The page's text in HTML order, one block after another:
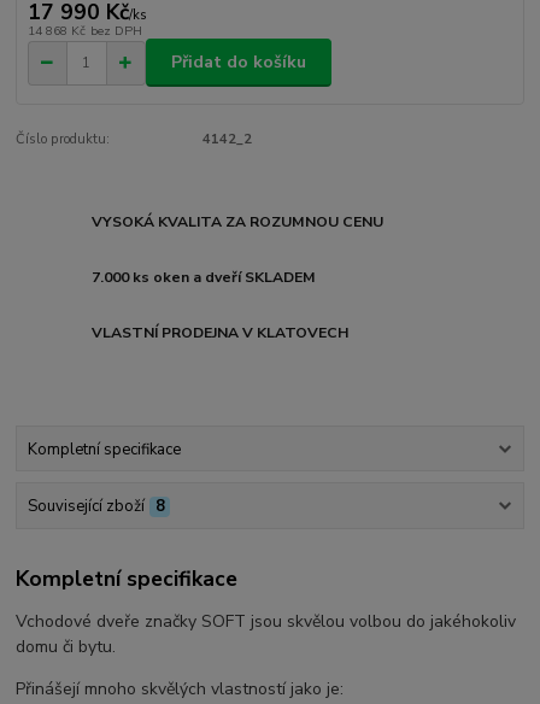
17 990 Kč/ks
14 868 Kč bez DPH
Přidat do košíku
Číslo produktu: 4142_2
VYSOKÁ KVALITA ZA ROZUMNOU CENU
7.000 ks oken a dveří SKLADEM
VLASTNÍ PRODEJNA V KLATOVECH
Kompletní specifikace
Související zboží 8
Kompletní specifikace
Vchodové dveře značky SOFT jsou skvělou volbou do jakéhokoliv
domu či bytu.
Přinášejí mnoho skvělých vlastností jako je: